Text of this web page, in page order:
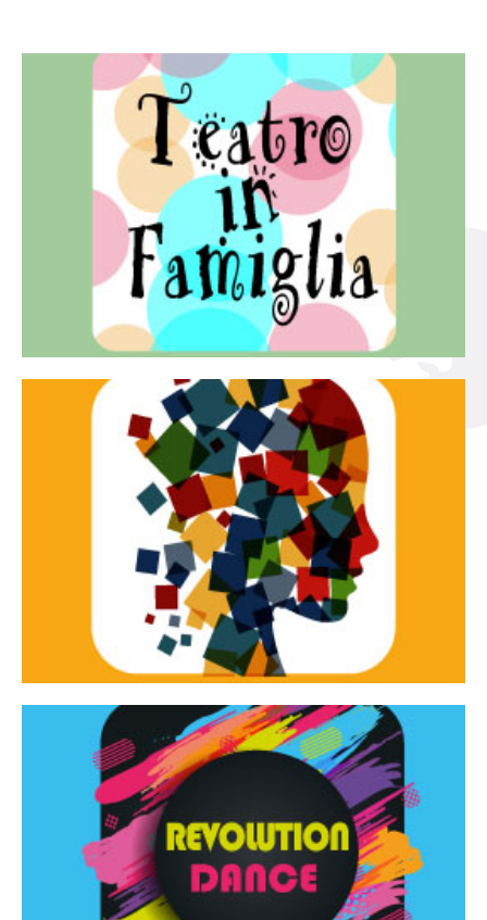
Teatro in famiglia
Teatro In Famiglia è una rassegna di teatro concepita
per far condividere e godere del teatro all’intera
famiglia.
Continua
Tracce dinamiche
Tracce Dinamiche è una rassegna di teatro
d’innovazione e sperimentale.
Continua
Revolution Dance
Rassegna di danza contemporanea – I Edizione